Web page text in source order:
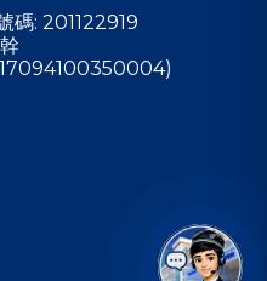
碼: 201122919